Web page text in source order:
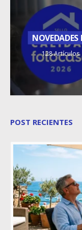
NOVEDADES
128 Artículos
POST RECIENTES